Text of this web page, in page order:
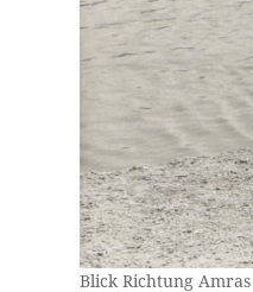
Blick Richtung